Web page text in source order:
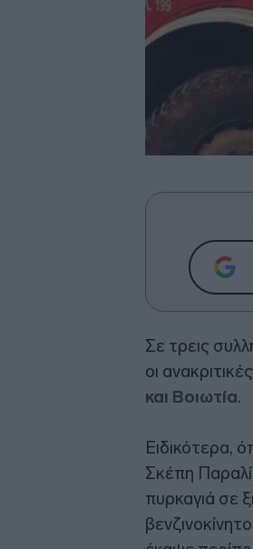
Σε τρεις
οι
και Βοιωτία.
Ειδικότερα,
Σκέπη
πυρκαγιά σε